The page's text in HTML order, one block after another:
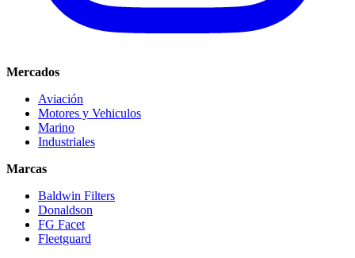
Mercados
Aviación
Motores y Vehiculos
Marino
Industriales
Marcas
Baldwin Filters
Donaldson
FG Facet
Fleetguard